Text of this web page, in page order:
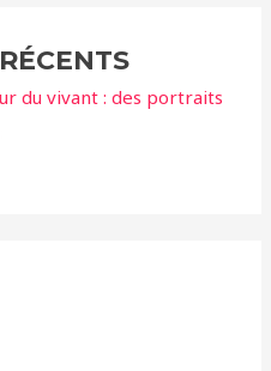
du vivant : des portraits